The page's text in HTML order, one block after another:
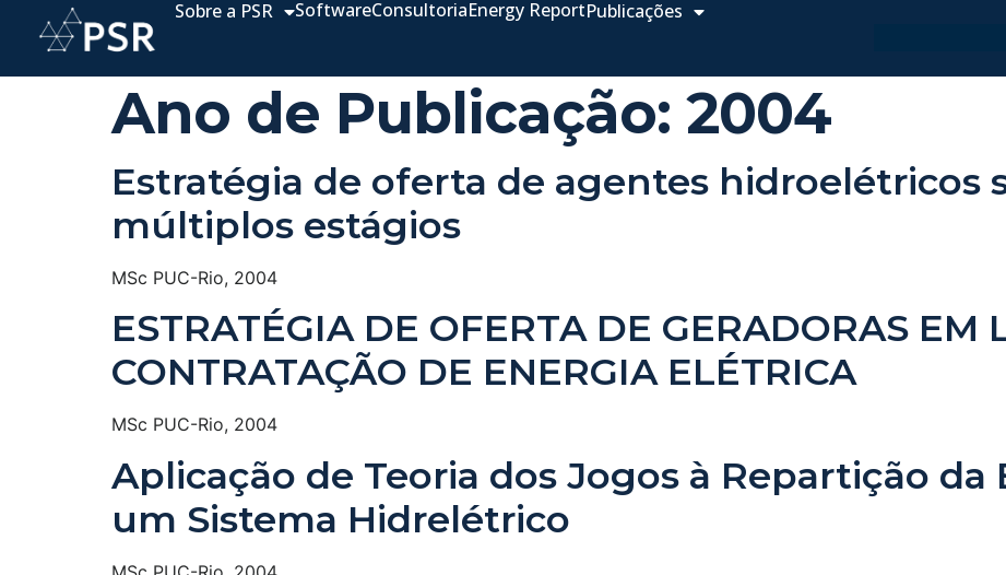
Sobre a PSR SoftwareConsultoriaEnergy ReportPublicações
Ano de Publicação: 2004
Estratégia de oferta de agentes hidroelétricos
múltiplos estágios
MSc PUC-Rio, 2004
ESTRATÉGIA DE OFERTA DE GERADORAS EM
CONTRATAÇÃO DE ENERGIA ELÉTRICA
MSc PUC-Rio, 2004
Aplicação de Teoria dos Jogos à Repartição da
um Sistema Hidrelétrico